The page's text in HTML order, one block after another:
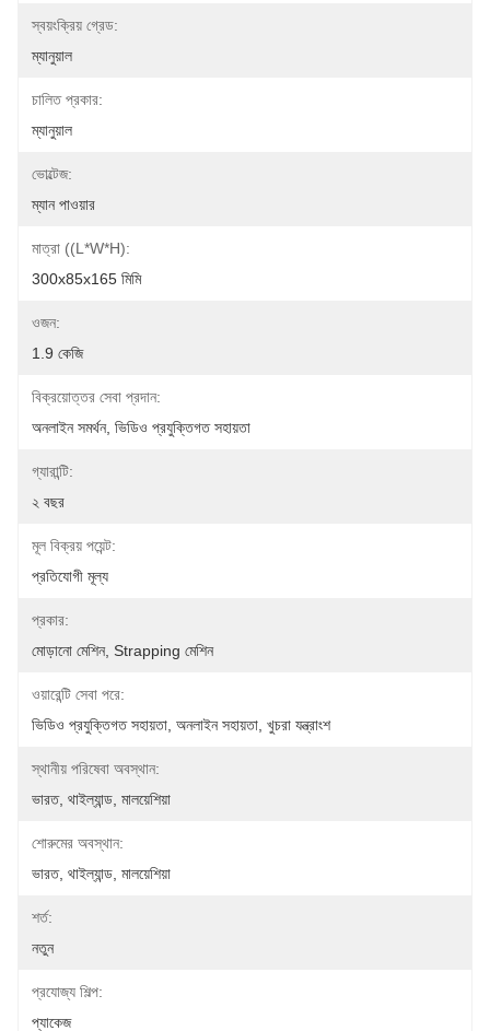
স্বয়ংক্রিয় গ্রেড:
ম্যানুয়াল
চালিত প্রকার:
ম্যানুয়াল
ভোল্টেজ:
ম্যান পাওয়ার
মাত্রা ((L*W*H):
300x85x165 মিমি
ওজন:
1.9 কেজি
বিক্রয়োত্তর সেবা প্রদান:
অনলাইন সমর্থন, ভিডিও প্রযুক্তিগত সহায়তা
গ্যারান্টি:
২ বছর
মূল বিক্রয় পয়েন্ট:
প্রতিযোগী মূল্য
প্রকার:
মোড়ানো মেশিন, Strapping মেশিন
ওয়ারেন্টি সেবা পরে:
ভিডিও প্রযুক্তিগত সহায়তা, অনলাইন সহায়তা, খুচরা যন্ত্রাংশ
স্থানীয় পরিষেবা অবস্থান:
ভারত, থাইল্যান্ড, মালয়েশিয়া
শোরুমের অবস্থান:
ভারত, থাইল্যান্ড, মালয়েশিয়া
শর্ত:
নতুন
প্রযোজ্য শিল্প:
প্যাকেজ